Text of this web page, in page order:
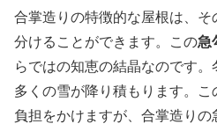
合掌造りの特徴的な屋根は、
分けることができます。この急
らではの知恵の結晶なのです
多くの雪が降り積もります。
負担をかけますが、合掌造り